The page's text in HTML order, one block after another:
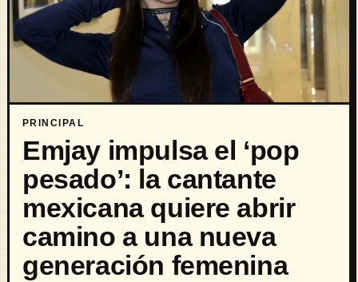
PRINCIPAL
Emjay impulsa el ‘pop
pesado’: la cantante
mexicana quiere abrir
camino a una nueva
generación femenina